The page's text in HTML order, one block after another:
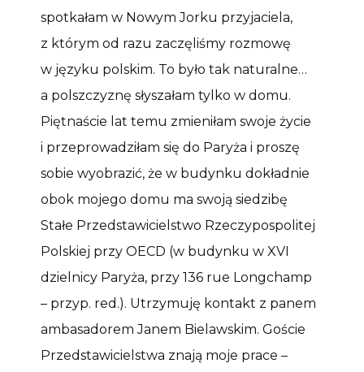
spotkałam w Nowym Jorku przyjaciela,
z którym od razu zaczęliśmy rozmowę
w języku polskim. To było tak naturalne…
a polszczyznę słyszałam tylko w domu.
Piętnaście lat temu zmieniłam swoje życie
i przeprowadziłam się do Paryża i proszę
sobie wyobrazić, że w budynku dokładnie
obok mojego domu ma swoją siedzibę
Stałe Przedstawicielstwo Rzeczypospolitej
Polskiej przy OECD (w budynku w XVI
dzielnicy Paryża, przy 136 rue Longchamp
– przyp. red.). Utrzymuję kontakt z panem
ambasadorem Janem Bielawskim. Goście
Przedstawicielstwa znają moje prace –